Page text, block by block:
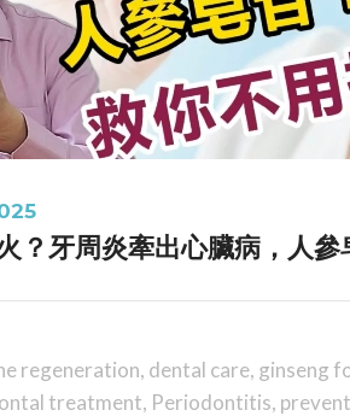
？牙周炎牽出心臟病，人
regeneration, dental care, ginseng
treatment, Periodontitis,